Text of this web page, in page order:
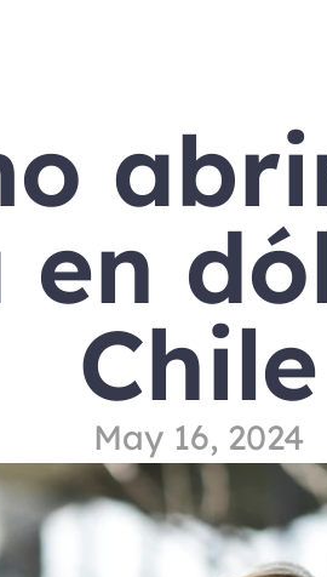
en
Chile
May 16, 2024